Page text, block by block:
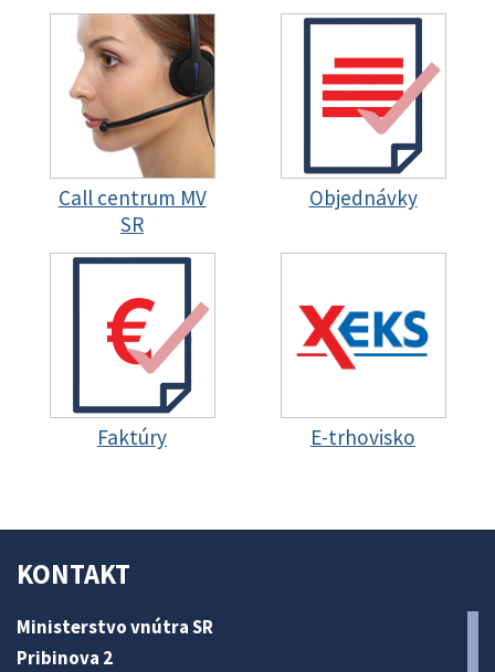
Call centrum MV
SR
Objednávky
Faktúry E-trhovisko
KONTAKT
Ministerstvo vnútra SR
Pribinova 2